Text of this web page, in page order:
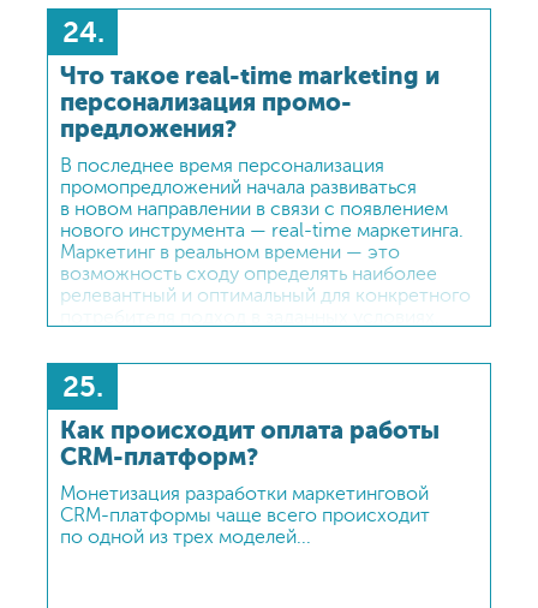
24.
Что такое real-time marketing и
персонализация промо-
предложения?
В последнее время персонализация
промопредложений начала развиваться
в новом направлении в связи с появлением
нового инструмента — real-time маркетинга.
Маркетинг в реальном времени — это
возможность сходу определять наиболее
релевантный и оптимальный для конкретного
потребителя подход в заданных условиях.
подходящий для вашего потребителя оффер,
чем отличается от рекламного подхода, где
25.
Как происходит оплата работы
CRM-платформ?
Монетизация разработки маркетинговой
CRM-платформы чаще всего происходит
по одной из трех моделей...